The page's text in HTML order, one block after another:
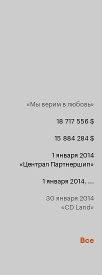
«Мы верим в любовь»
18 717 556 $
15 884 284 $
1 января 2014
«Централ Партнершип»
1 января 2014
30 января 2014
«CD Land»
Все